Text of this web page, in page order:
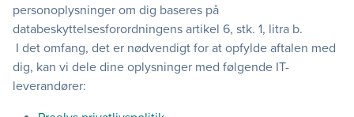
personoplysninger om dig baseres på
databeskyttelsesforordningens artikel 6, stk. 1, litra b.
I det omfang, det er nødvendigt for at opfylde aftalen med
dig, kan vi dele dine oplysninger med følgende IT-
leverandører: